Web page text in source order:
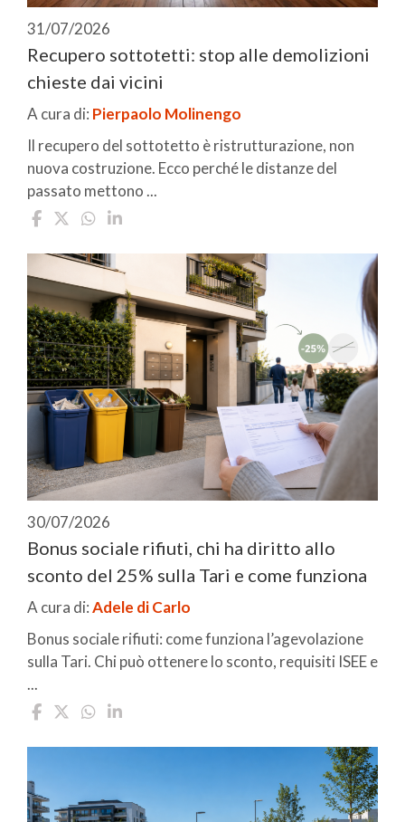
31/07/2026
Recupero sottotetti: stop alle demolizioni
chieste dai vicini
A cura di: Pierpaolo Molinengo
Il recupero del sottotetto è ristrutturazione, non
nuova costruzione. Ecco perché le distanze del
passato mettono ...
30/07/2026
Bonus sociale rifiuti, chi ha diritto allo
sconto del 25% sulla Tari e come funziona
A cura di:Adele di Carlo
Bonus sociale rifiuti: come funziona l’agevolazione
sulla Tari. Chi può ottenere lo sconto, requisiti ISEE e
...